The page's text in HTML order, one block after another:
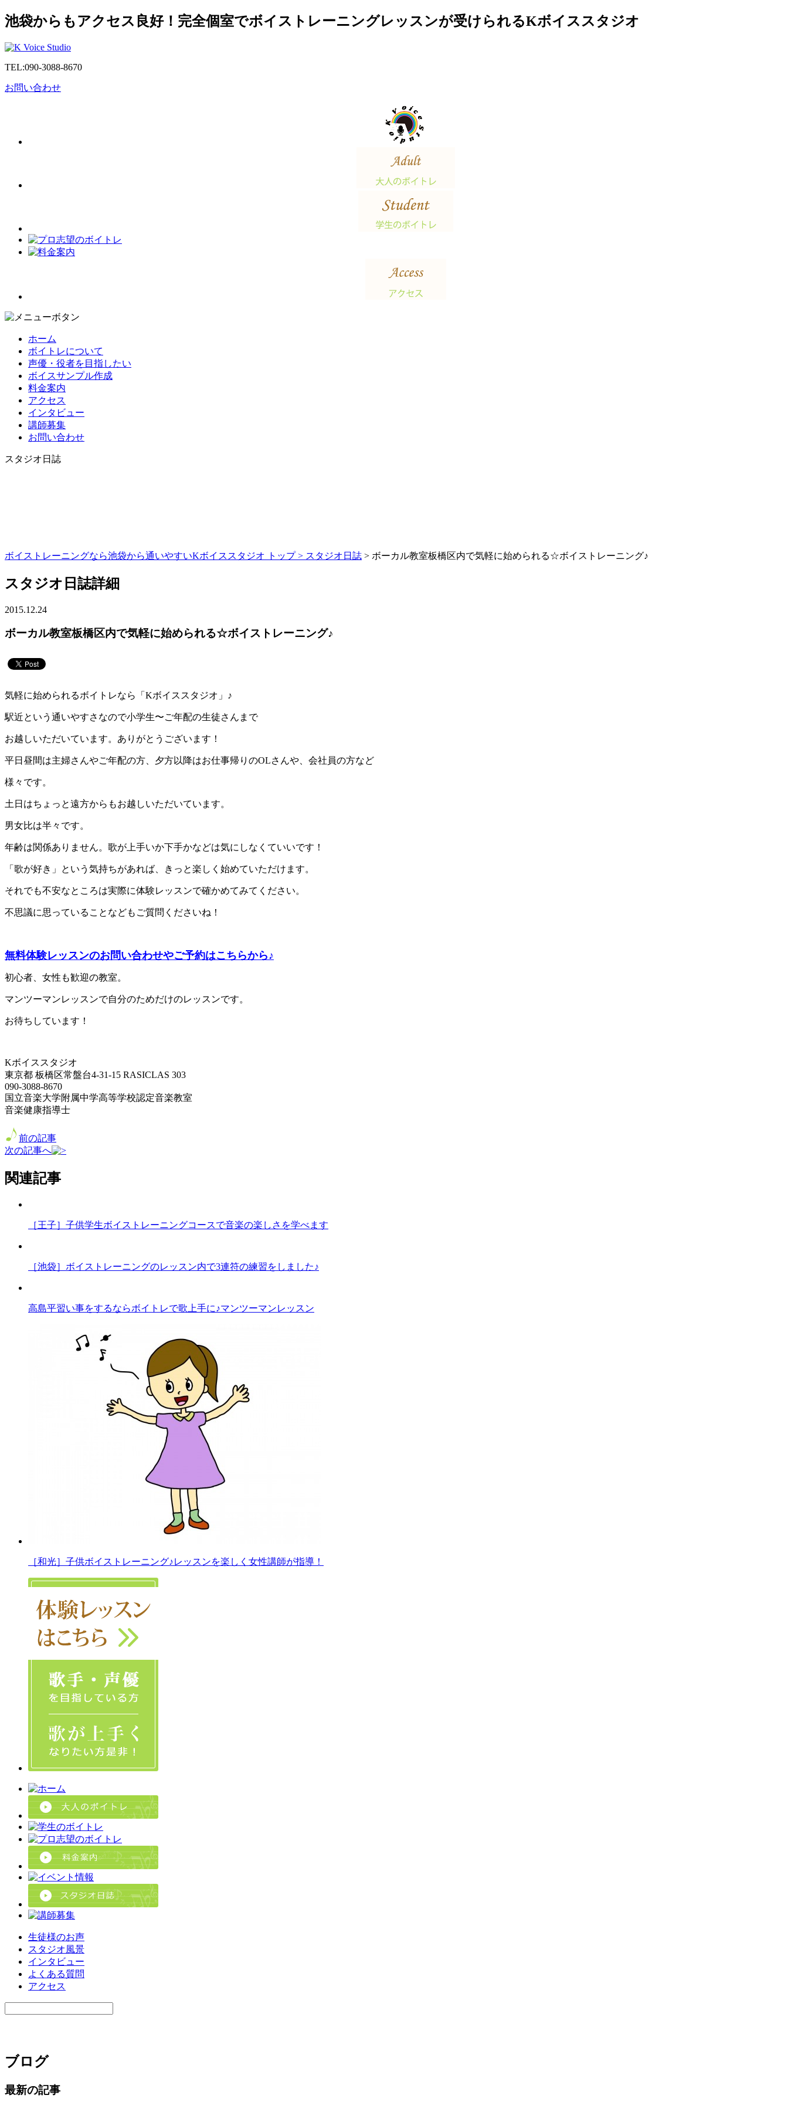
池袋からもアクセス良好！完全個室でボイストレーニングレッスンが受けられるKボイススタジオ
TEL:090-3088-8670
お問い合わせ
ホーム
ボイトレについて
声優・役者を目指したい
ボイスサンプル作成
料金案内
アクセス
インタビュー
講師募集
お問い合わせ
スタジオ日誌
ボイストレーニングなら池袋から通いやすいKボイススタジオ トップ > スタジオ日誌 > ボーカル教室板橋区内で気軽に始められる☆ボイストレーニング♪
スタジオ日誌詳細
2015.12.24
ボーカル教室板橋区内で気軽に始められる☆ボイストレーニング♪
気軽に始められるボイトレなら「Kボイススタジオ」♪
駅近という通いやすさなので小学生〜ご年配の生徒さんまで
お越しいただいています。ありがとうございます！
平日昼間は主婦さんやご年配の方、夕方以降はお仕事帰りのOLさんや、会社員の方など
様々です。
土日はちょっと遠方からもお越しいただいています。
男女比は半々です。
年齢は関係ありません。歌が上手いか下手かなどは気にしなくていいです！
「歌が好き」という気持ちがあれば、きっと楽しく始めていただけます。
それでも不安なところは実際に体験レッスンで確かめてみてください。
不思議に思っていることなどもご質問くださいね！
無料体験レッスンのお問い合わせやご予約はこちらから♪
初心者、女性も歓迎の教室。
マンツーマンレッスンで自分のためだけのレッスンです。
お待ちしています！
Kボイススタジオ
東京都 板橋区常盤台4-31-15 RASICLAS 303
090-3088-8670
国立音楽大学附属中学高等学校認定音楽教室
音楽健康指導士
前の記事
次の記事へ
関連記事
［王子］子供学生ボイストレーニングコースで音楽の楽しさを学べます
［池袋］ボイストレーニングのレッスン内で3連符の練習をしました♪
高島平習い事をするならボイトレで歌上手に♪マンツーマンレッスン
［和光］子供ボイストレーニング♪レッスンを楽しく女性講師が指導！
生徒様のお声
スタジオ風景
インタビュー
よくある質問
アクセス
ブログ
最新の記事